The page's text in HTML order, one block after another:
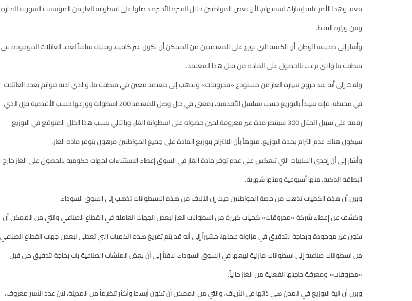
معه، وهذا الأمر عليه إشارات استفهام، لأن بعض المواطنين خلال الفترة الأخيرة حصلوا على اسطوانة الغاز من المؤسسة السورية للتجارة
ومن وزارة النفط.
وأشار إلى صحيفة الوطن أن الكمية التي توزع على المعتمدين من الممكن أن تكون غير كافية، وقليلة قياساً لعدد العائلات الموجودة في
منطقة ما والتي ترغب بالحصول على المادة من قبل هذا المعتمد.
ولفت إلى أنه عند خروج سيارة الغاز من مستودع «محروقات» وتذهب إلى معتمد معين في منطقة ما، والذي لديه قوائم بعدد العائلات
في محيطه، فإنه سيبدأ بالتوزيع حسب تسلسل الأقدمية، بمعنى في حال وصل للمعتمد 200 اسطوانة ووزعها حسب الأقدمية فإن الذي
رقمه على سبيل المثال 300 سينتظر مدة غير معروفة لحين حصوله على اسطوانة الغاز، وبالتالي بسبب هذا الخلل المتوقع في التوزيع
سيكون هناك عدم التزام بمدة التوزيع، منوهاً بأن الالتزام بتوزيع المادة على جميع المواطنين مرهون بتوفر مادة الغاز.
وأشار إلى أن إحدى السلبيات التي تنعكس على عدم توفر مادة الغاز في السوق إعطاء الاستثناءات لجهات حكومية بالحصول على الغاز خارج
البطاقة الذكية، منها أسبوعية ومنها شهرية.
وبين أن هذه الكميات تذهب من حصة المواطنين حيث إن الآلاف من هذه الاسطوانات تذهب إلى السوق السوداء.
وكشف عن إعطاء شركة «محروقات» كميات كبيرة من اسطوانات الغاز لبعض الجهات العاملة في القطاع الصناعي والتي من الممكن أن
تكون غير موجودة وبحاجة للتدقيق في مزاولة عملها، مشيراً إلى أنه قد يتم تفريغ هذه الكميات التي تعطى لبعض جهات القطاع الصناعي
من اسطوانات صناعية إلى اسطوانات منزلية لبيعها في السوق السوداء، لافتاً إلى أن بعض المنشآت الصناعية بات بحاجة لتدقيق من قبل
«محروقات» ومعرفة حاجتها الفعلية من الغاز حالياً.
وبين أن آلية التوزيع في المدن هي ذاتها في الأرياف، والتي من الممكن أن تكون أبسط وأكثر تنظيماً من المدينة، لأن عدد الأسر معروف،